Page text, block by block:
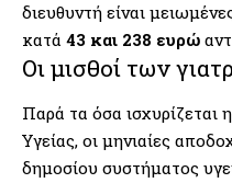
διευθυντή είναι
κατά 43 και 238 ευρώ
Οι μισθοί των
Παρά τα όσα ισχυρίζεται
Υγείας, οι μηνιαίες
δημοσίου συστήματος